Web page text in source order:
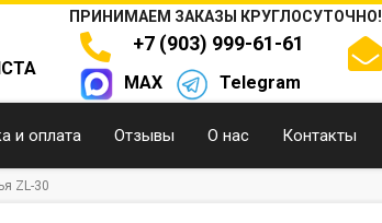
ПРИНИМАЕМ ЗАКАЗЫ КРУГЛОСУТОЧНО!
+7 (903) 999-61-61
MAX Telegram
и оплата Отзывы О нас Контакты
ZL-30